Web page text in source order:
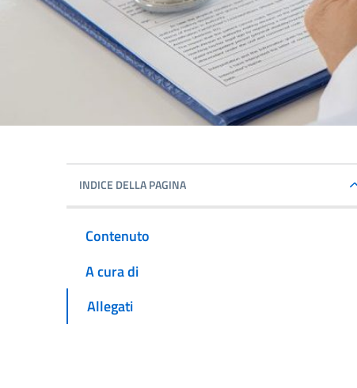
INDICE DELLA PAGINA
Contenuto
A cura di
Allegati